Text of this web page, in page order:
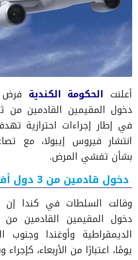
أعلنت الحكومة الكندية
دخول المقيمين القادمين من
في إطار إجراءات احترازية
انتشار فيروس إيبولا، مع
بشأن تفشي المرض.
دخول قادمين من 3 دول أفريقية
وقالت السلطات في كندا إن
دخول المقيمين القادمين من
يومًا، اعتبارًا من الأربعاء،